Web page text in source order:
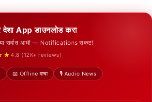
देशा App डाउनलोड करा
सर्वात आधी — Notifications सकट!
4.8 (12K+ reviews)
📖 Offline वाचा
🎙️ Audio News